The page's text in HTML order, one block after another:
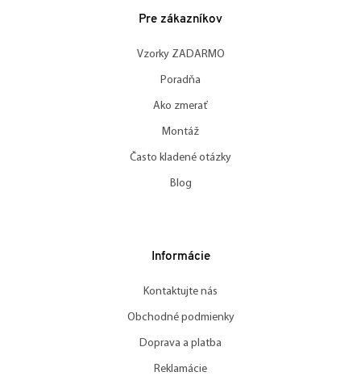
Pre zákazníkov
Vzorky ZADARMO
Poradňa
Ako zmerať
Montáž
Často kladené otázky
Blog
Informácie
Kontaktujte nás
Obchodné podmienky
Doprava a platba
Reklamácie